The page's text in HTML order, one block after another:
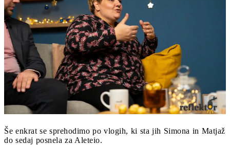
Še enkrat se sprehodimo po vlogih, ki sta jih Simona in Matjaž
do sedaj posnela za Aleteio.